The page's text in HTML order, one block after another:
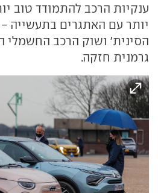
ענקיות הרכב להתמודד טוב
יותר עם האתגרים בתעשייה
הסינית' ושוק הרכב החשמלי
גרמנית חזקה.